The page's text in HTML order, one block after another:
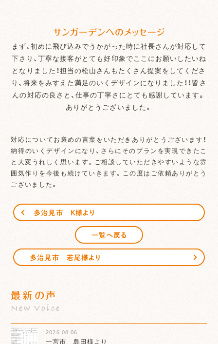
サンガーデンへのメッセージ
まず、初めに飛び込みでうかがった時に社長さんが対応して
下さり、丁寧な接客がとても好印象でここにお願いしたいね
となりました！担当の松山さんもたくさん提案をしてくださ
り、将来をみすえた満足のいくデザインになりました！！皆さ
んの対応の良さと、仕事の丁寧さにとても感謝しています。
ありがとうございました。
対応についてお褒めの言葉をいただきありがとうございます！
納得のいくデザインになり、さらにそのプランを実現できたこ
と大変うれしく思います。ご相談していただきやすいような雰
囲気作りを今後も続けていきます。この度はご依頼ありがとう
ございました。
多治見市 K様より
一覧へ戻る
多治見市 若尾様より
最新の声
New Voice
2026.08.06
一宮市 島田様より